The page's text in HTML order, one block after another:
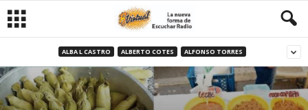
ALBA L CASTRO ALBERTO COTES ALFONSO TORRES